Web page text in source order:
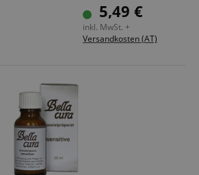
5,49 €
inkl. MwSt. +
Versandkosten (AT)